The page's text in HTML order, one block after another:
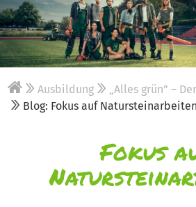
Ausbildung
„Alles grün” –
Blog: Fokus auf Natursteinarbeiten
Fokus